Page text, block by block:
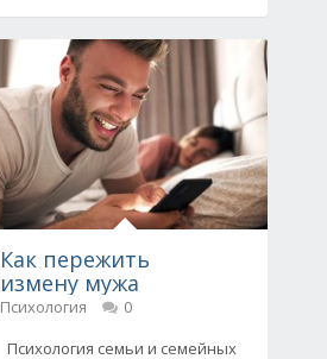
Как пережить
измену мужа
Психология
0
Психология семьи и семейных